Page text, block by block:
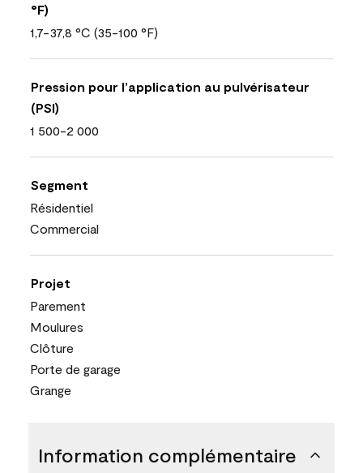
°F)
1,7-37,8 °C (35-100 °F)
Pression pour l’application au pulvérisateur
(PSI)
1 500-2 000
Segment
Résidentiel
Commercial
Projet
Parement
Moulures
Clôture
Porte de garage
Grange
Information complémentaire